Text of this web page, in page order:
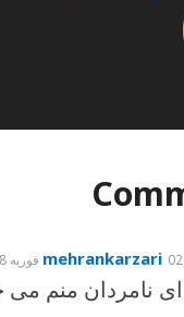
mehrankarzari 02 فوریه 2008
ای نامردان منم می